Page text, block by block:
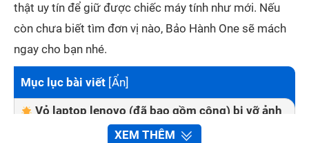
thật uy tín để giữ được chiếc máy tính như mới. Nếu
còn chưa biết tìm đơn vị nào, Bảo Hành One sẽ mách
ngay cho bạn nhé.
Mục lục bài viết [Ẩn]
Vỏ laptop lenovo (đã bao gồm công) bị vỡ ảnh
hưởng tới tình trạng máy như thế nào?
XEM THÊM